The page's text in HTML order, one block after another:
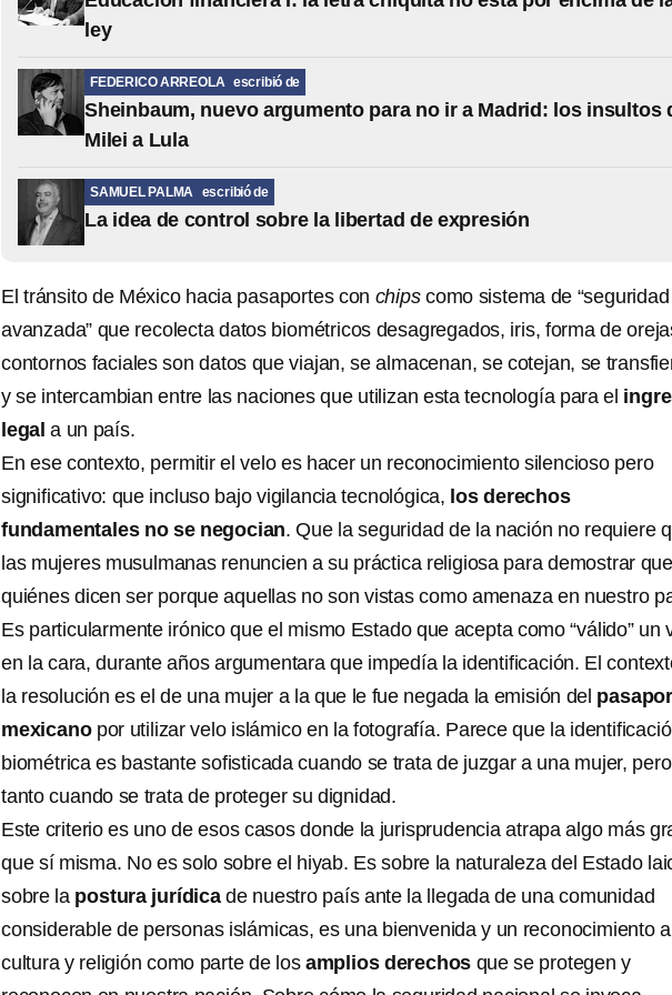
ley
FEDERICO ARREOLA escribió de
Sheinbaum, nuevo argumento para no ir a Madrid: los insultos
Milei a Lula
SAMUEL PALMA escribió de
La idea de control sobre la libertad de expresión
El tránsito de México hacia pasaportes con chipscomo sistema de “seguridad
avanzada” que recolecta datos biométricos desagregados, iris, forma de
contornos faciales son datos que viajan, se almacenan, se cotejan, se
y se intercambian entre las naciones que utilizan esta tecnología para el
legal a un país.
En ese contexto, permitir el velo es hacer un reconocimiento silencioso pero
significativo: que incluso bajo vigilancia tecnológica, los derechos
fundamentales no se negocian. Que la seguridad de la nación no requiere
las mujeres musulmanas renuncien a su práctica religiosa para demostrar
quiénes dicen ser porque aquellas no son vistas como amenaza en nuestro
Es particularmente irónico que el mismo Estado que acepta como “válido” un
en la cara, durante años argumentara que impedía la identificación. El
la resolución es el de una mujer a la que le fue negada la emisión del
mexicanopor utilizar velo islámico en la fotografía. Parece que la
biométrica es bastante sofisticada cuando se trata de juzgar a una mujer,
tanto cuando se trata de proteger su dignidad.
Este criterio es uno de esos casos donde la jurisprudencia atrapa algo más
que sí misma. No es solo sobre el hiyab. Es sobre la naturaleza del Estado
sobre la postura jurídicade nuestro país ante la llegada de una comunidad
considerable de personas islámicas, es una bienvenida y un reconocimiento
cultura y religión como parte de los amplios derechos que se protegen y